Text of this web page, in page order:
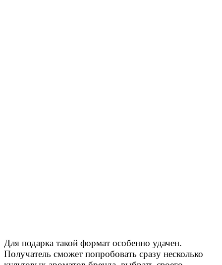
Для подарка такой формат особенно удачен.
Получатель сможет попробовать сразу несколько